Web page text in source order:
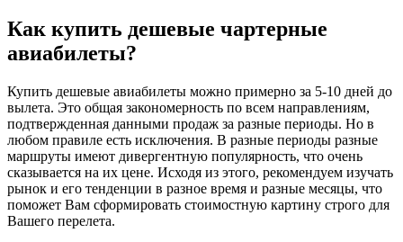
Как купить дешевые чартерные
авиабилеты?
Купить дешевые авиабилеты можно примерно за 5-10 дней до
вылета. Это общая закономерность по всем направлениям,
подтвержденная данными продаж за разные периоды. Но в
любом правиле есть исключения. В разные периоды разные
маршруты имеют дивергентную популярность, что очень
сказывается на их цене. Исходя из этого, рекомендуем изучать
рынок и его тенденции в разное время и разные месяцы, что
поможет Вам сформировать стоимостную картину строго для
Вашего перелета.